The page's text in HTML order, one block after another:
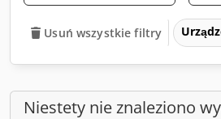
Usuń wszystkie filtry
Niestety nie znaleziono